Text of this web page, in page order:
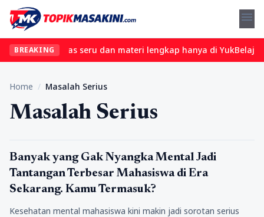
menu
BREAKINGkelas seru dan materi lengkap hanya di
Home / Masalah Serius
Masalah Serius
kesehatan
Banyak yang Gak Nyangka Mental Jadi
Tantangan Terbesar Mahasiswa di Era
Sekarang. Kamu Termasuk?
Kesehatan mental mahasiswa kini makin jadi sorotan serius